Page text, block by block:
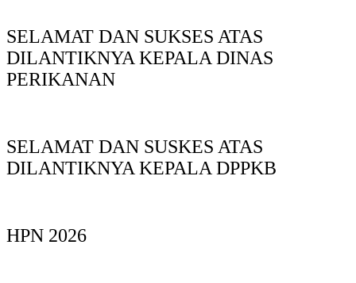
SELAMAT DAN SUKSES ATAS
DILANTIKNYA KEPALA DINAS
PERIKANAN
SELAMAT DAN SUSKES ATAS
DILANTIKNYA KEPALA DPPKB
HPN 2026